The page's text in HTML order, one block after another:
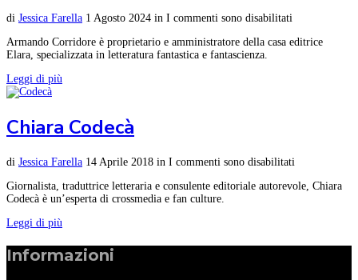
di Jessica Farella 1 Agosto 2024 in I commenti sono disabilitati
Armando Corridore è proprietario e amministratore della casa editrice
Elara, specializzata in letteratura fantastica e fantascienza.
Leggi di più
Chiara Codecà
di Jessica Farella 14 Aprile 2018 in I commenti sono disabilitati
Giornalista, traduttrice letteraria e consulente editoriale autorevole, Chiara
Codecà è un’esperta di crossmedia e fan culture.
Leggi di più
Informazioni